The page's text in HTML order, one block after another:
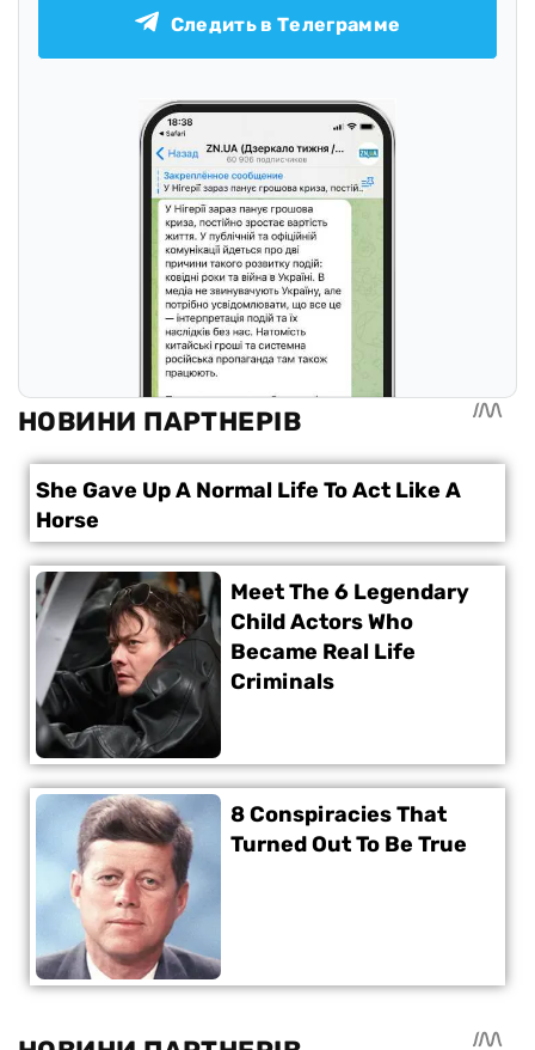
Следить в Телеграмме